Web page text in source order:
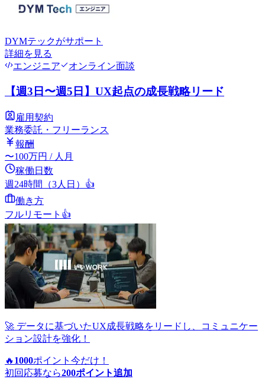
DYMテックがサポート
詳細を見る
エンジニア
オンライン面談
【週3日〜週5日】UX起点の成長戦略リード
雇用契約
業務委託・フリーランス
報酬
〜100万円 / 人月
稼働日数
週24時間（3人日） 👍
働き方
フルリモート 👍
🚀 データに基づいたUX成長戦略をリードし、コミュニケー
ション設計を強化！
🔥 1000ポイント 今だけ！
初回応募なら200ポイント追加